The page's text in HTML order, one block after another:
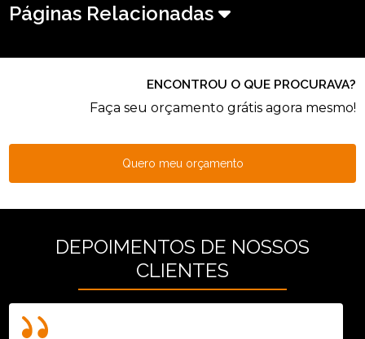
Páginas Relacionadas
ENCONTROU O QUE PROCURAVA?
Faça seu orçamento grátis agora mesmo!
Quero meu orçamento
DEPOIMENTOS DE NOSSOS
CLIENTES